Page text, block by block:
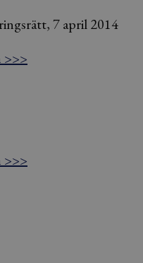
7 april 2014
>>>
>>>